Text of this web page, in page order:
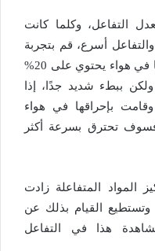
التفاعل، وكلما كانت
أسرع، قم بتجربة
هذا على قطعة من الخشب وإحراقها في هواء يحتوي على 20%
ببطء شديد جدًا، إذا
بإحراقها في هواء
تحترق بسرعة أكثر
المواد المتفاعلة زادت
القيام بذلك عن
هذا في التفاعل